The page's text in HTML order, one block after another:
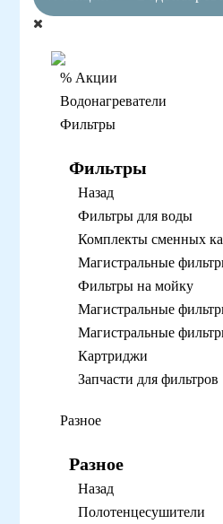
% Акции
Водонагреватели
Фильтры
Фильтры
Назад
Фильтры для воды
Комплекты сменных
Магистральные
Фильтры на мойку
Магистральные
Магистральные
Картриджи
Запчасти для фильтров
Разное
Разное
Назад
Полотенцесушители